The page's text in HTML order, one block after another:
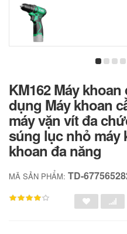
KM162 Máy
dụng Máy khoan
máy vặn vít đa
súng lục nhỏ máy
khoan đa năng
MÃ SẢN PHẨM: TD-